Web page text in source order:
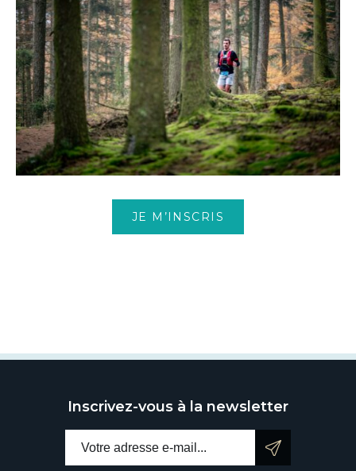
JE M’INSCRIS
Inscrivez-vous à la newsletter